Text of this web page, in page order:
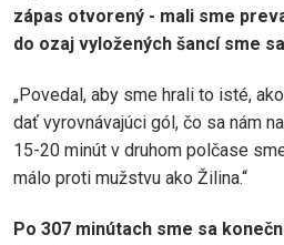
zápas otvorený - mali sme
do ozaj vyložených šancí sme
„Povedal, aby sme hrali to isté,
dať vyrovnávajúci gól, čo sa nám
15-20 minút v druhom polčase
málo proti mužstvu ako Žilina.“
Po 307 minútach sme sa